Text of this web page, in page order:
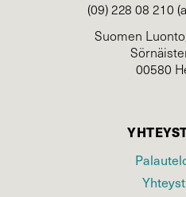
(09) 228 08 210
Suomen
00580